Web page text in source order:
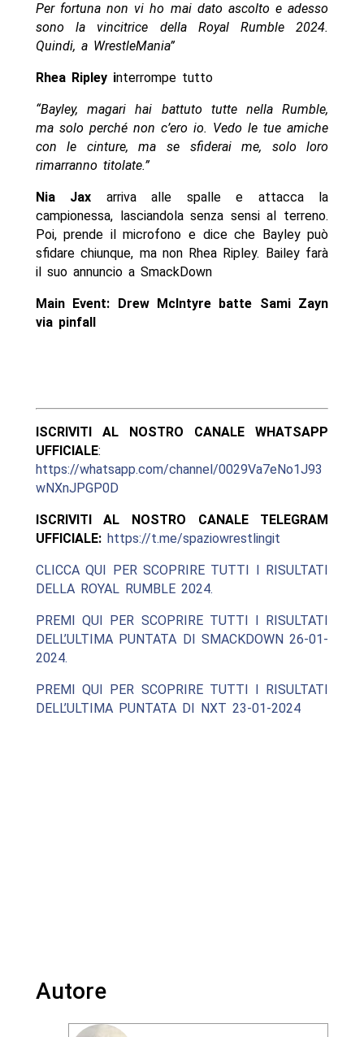
Per fortuna non vi ho mai dato ascolto e adesso
sono la vincitrice della Royal Rumble 2024.
Quindi, a WrestleMania”
Rhea Ripley interrompe tutto
“Bayley, magari hai battuto tutte nella Rumble,
ma solo perché non c’ero io. Vedo le tue amiche
con le cinture, ma se sfiderai me, solo loro
rimarranno titolate.”
Nia Jax arriva alle spalle e attacca la
campionessa, lasciandola senza sensi al terreno.
Poi, prende il microfono e dice che Bayley può
sfidare chiunque, ma non Rhea Ripley. Bailey farà
il suo annuncio a SmackDown
Main Event: Drew McIntyre batte Sami Zayn
via pinfall
ISCRIVITI AL NOSTRO CANALE WHATSAPP
UFFICIALE:
https://whatsapp.com/channel/0029Va7eNo1J93
wNXnJPGP0D
ISCRIVITI AL NOSTRO CANALE TELEGRAM
UFFICIALE: https://t.me/spaziowrestlingit
CLICCA QUI PER SCOPRIRE TUTTI I RISULTATI
DELLA ROYAL RUMBLE 2024.
PREMI QUI PER SCOPRIRE TUTTI I RISULTATI
DELL’ULTIMA PUNTATA DI SMACKDOWN 26-01-
2024.
PREMI QUI PER SCOPRIRE TUTTI I RISULTATI
DELL’ULTIMA PUNTATA DI NXT 23-01-2024
Autore